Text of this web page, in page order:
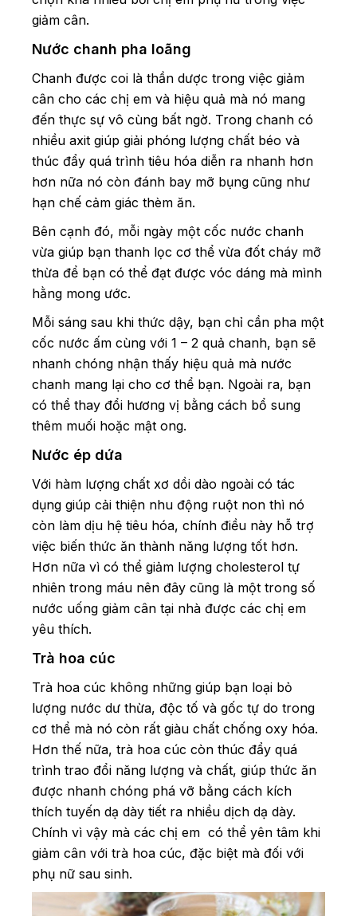
giảm cân.
Nước chanh pha loãng
Chanh được coi là thần dược trong việc giảm
cân cho các chị em và hiệu quả mà nó mang
đến thực sự vô cùng bất ngờ. Trong chanh có
nhiều axit giúp giải phóng lượng chất béo và
thúc đẩy quá trình tiêu hóa diễn ra nhanh hơn
hơn nữa nó còn đánh bay mỡ bụng cũng như
hạn chế cảm giác thèm ăn.
Bên cạnh đó, mỗi ngày một cốc nước chanh
vừa giúp bạn thanh lọc cơ thể vừa đốt cháy mỡ
thừa để bạn có thể đạt được vóc dáng mà mình
hằng mong ước.
Mỗi sáng sau khi thức dậy, bạn chỉ cần pha một
cốc nước ấm cùng với 1 – 2 quả chanh, bạn sẽ
nhanh chóng nhận thấy hiệu quả mà nước
chanh mang lại cho cơ thể bạn. Ngoài ra, bạn
có thể thay đổi hương vị bằng cách bổ sung
thêm muối hoặc mật ong.
Nước ép dứa
Với hàm lượng chất xơ dồi dào ngoài có tác
dụng giúp cải thiện nhu động ruột non thì nó
còn làm dịu hệ tiêu hóa, chính điều này hỗ trợ
việc biến thức ăn thành năng lượng tốt hơn.
Hơn nữa vì có thể giảm lượng cholesterol tự
nhiên trong máu nên đây cũng là một trong số
nước uống giảm cân tại nhà được các chị em
yêu thích.
Trà hoa cúc
Trà hoa cúc không những giúp bạn loại bỏ
lượng nước dư thừa, độc tố và gốc tự do trong
cơ thể mà nó còn rất giàu chất chống oxy hóa.
Hơn thế nữa, trà hoa cúc còn thúc đẩy quá
trình trao đổi năng lượng và chất, giúp thức ăn
được nhanh chóng phá vỡ bằng cách kích
thích tuyến dạ dày tiết ra nhiều dịch dạ dày.
Chính vì vậy mà các chị em có thể yên tâm khi
giảm cân với trà hoa cúc, đặc biệt mà đối với
phụ nữ sau sinh.